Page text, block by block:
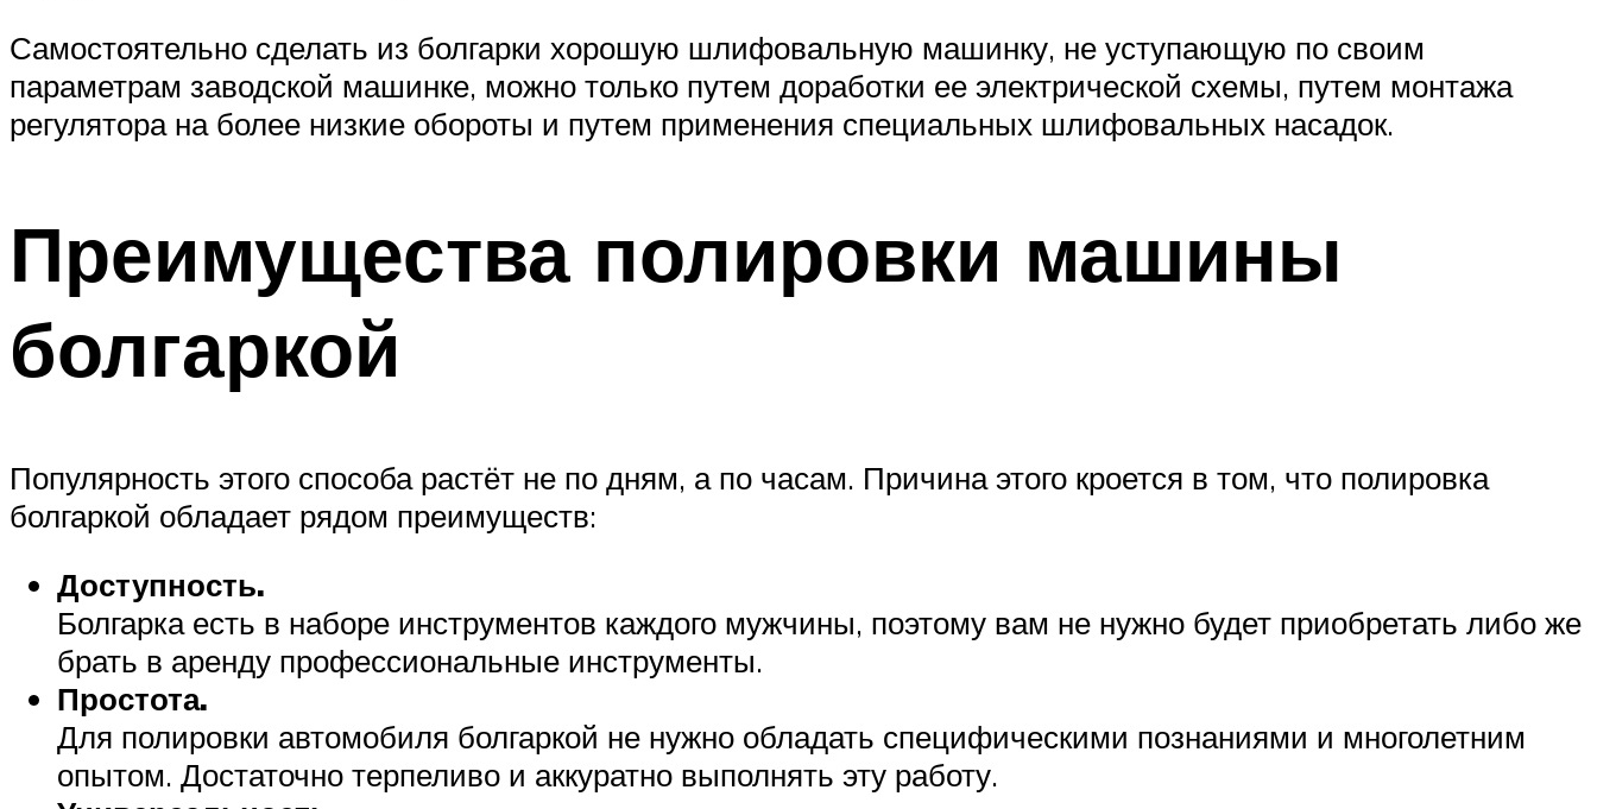
Самостоятельно сделать из болгарки хорошую шлифовальную машинку, не уступающую по своим
параметрам заводской машинке, можно только путем доработки ее электрической схемы, путем монтажа
регулятора на более низкие обороты и путем применения специальных шлифовальных насадок.
Преимущества полировки машины
болгаркой
Популярность этого способа растёт не по дням, а по часам. Причина этого кроется в том, что полировка
болгаркой обладает рядом преимуществ:
Доступность.
Болгарка есть в наборе инструментов каждого мужчины, поэтому вам не нужно будет приобретать либо же
брать в аренду профессиональные инструменты.
Простота.
Для полировки автомобиля болгаркой не нужно обладать специфическими познаниями и многолетним
опытом. Достаточно терпеливо и аккуратно выполнять эту работу.